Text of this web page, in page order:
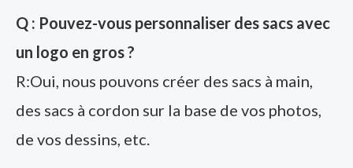
Q : Pouvez-vous personnaliser des sacs avec
un logo en gros ?
R:Oui, nous pouvons créer des sacs à main,
des sacs à cordon sur la base de vos photos,
de vos dessins, etc.